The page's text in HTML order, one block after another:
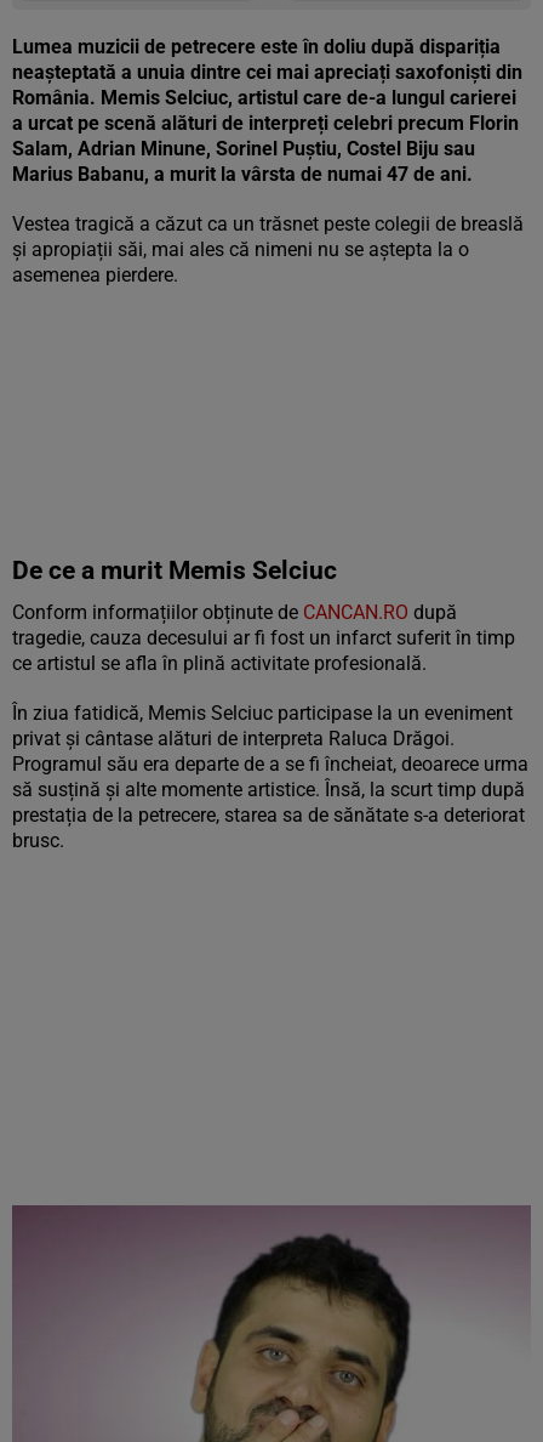
Lumea muzicii de petrecere este în doliu după dispariția
neașteptată a unuia dintre cei mai apreciați saxofoniști din
România. Memis Selciuc, artistul care de-a lungul carierei
a urcat pe scenă alături de interpreți celebri precum Florin
Salam, Adrian Minune, Sorinel Puștiu, Costel Biju sau
Marius Babanu, a murit la vârsta de numai 47 de ani.
Vestea tragică a căzut ca un trăsnet peste colegii de breaslă
și apropiații săi, mai ales că nimeni nu se aștepta la o
asemenea pierdere.
De ce a murit Memis Selciuc
Conform informațiilor obținute de CANCAN.RO după
tragedie, cauza decesului ar fi fost un infarct suferit în timp
ce artistul se afla în plină activitate profesională.
În ziua fatidică, Memis Selciuc participase la un eveniment
privat și cântase alături de interpreta Raluca Drăgoi.
Programul său era departe de a se fi încheiat, deoarece urma
să susțină și alte momente artistice. Însă, la scurt timp după
prestația de la petrecere, starea sa de sănătate s-a deteriorat
brusc.